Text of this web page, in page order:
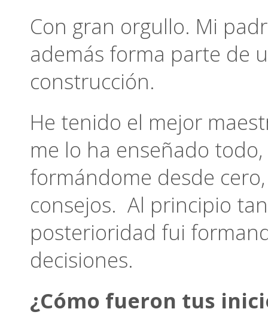
Con gran orgullo. Mi
además forma parte de
construcción.
He tenido el mejor
me lo ha enseñado
formándome desde
consejos. Al principio
posterioridad fui
decisiones.
¿Cómo fueron tus